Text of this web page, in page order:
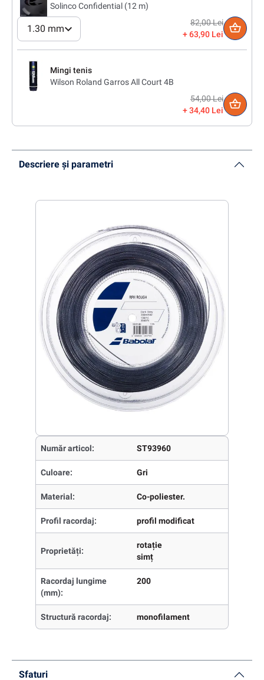
Solinco Confidential (12 m)
1.30 mm
82,00 Lei
63,90 Lei
Mingi tenis
Wilson Roland Garros All Court 4B
54,00 Lei
34,40 Lei
Descriere și parametri
Număr articol: ST93960
Culoare: Gri
Material: Co-poliester.
Profil racordaj: profil modificat
Proprietăți:
rotație
simț
Racordaj lungime
(mm):
200
Structură racordaj: monofilament
Sfaturi